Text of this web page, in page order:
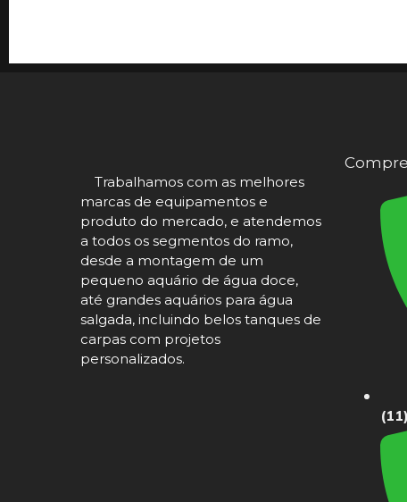
Trabalhamos com as melhores
marcas de equipamentos e
produto do mercado, e atendemos
a todos os segmentos do ramo,
desde a montagem de um
pequeno aquário de água doce,
até grandes aquários para água
salgada, incluindo belos tanques de
carpas com projetos
personalizados.